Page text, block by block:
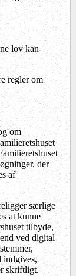
lov kan
regler om
om
der
af
særlige
at kunne
tilbyde,
ved digital
indgives,
skriftligt.